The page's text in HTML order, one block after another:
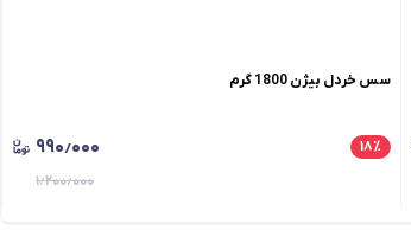
سس خردل بیژن 1800 گرم
۱۸٪ ۹۹۰٫۰۰۰
۱٫۲۰۰٫۰۰۰